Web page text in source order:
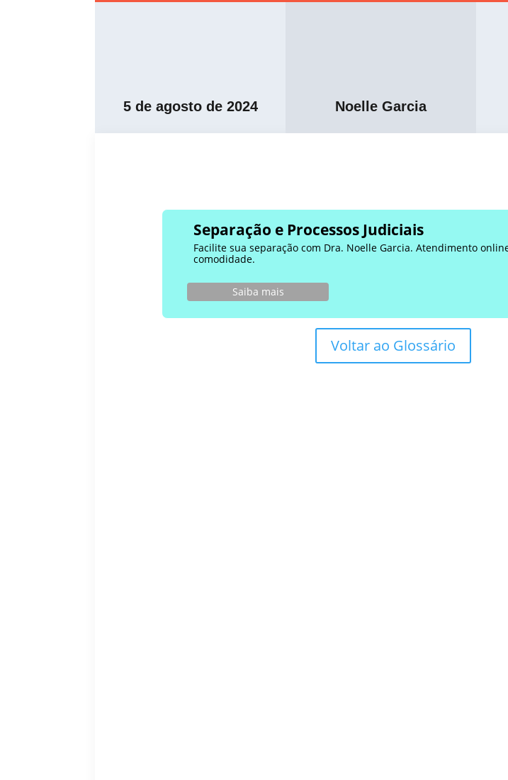
5 de agosto de 2024 Noelle Garcia
Separação e Processos Judiciais
Facilite sua separação com Dra. Noelle Garcia. Atendimento
comodidade.
Saiba mais
Voltar ao Glossário